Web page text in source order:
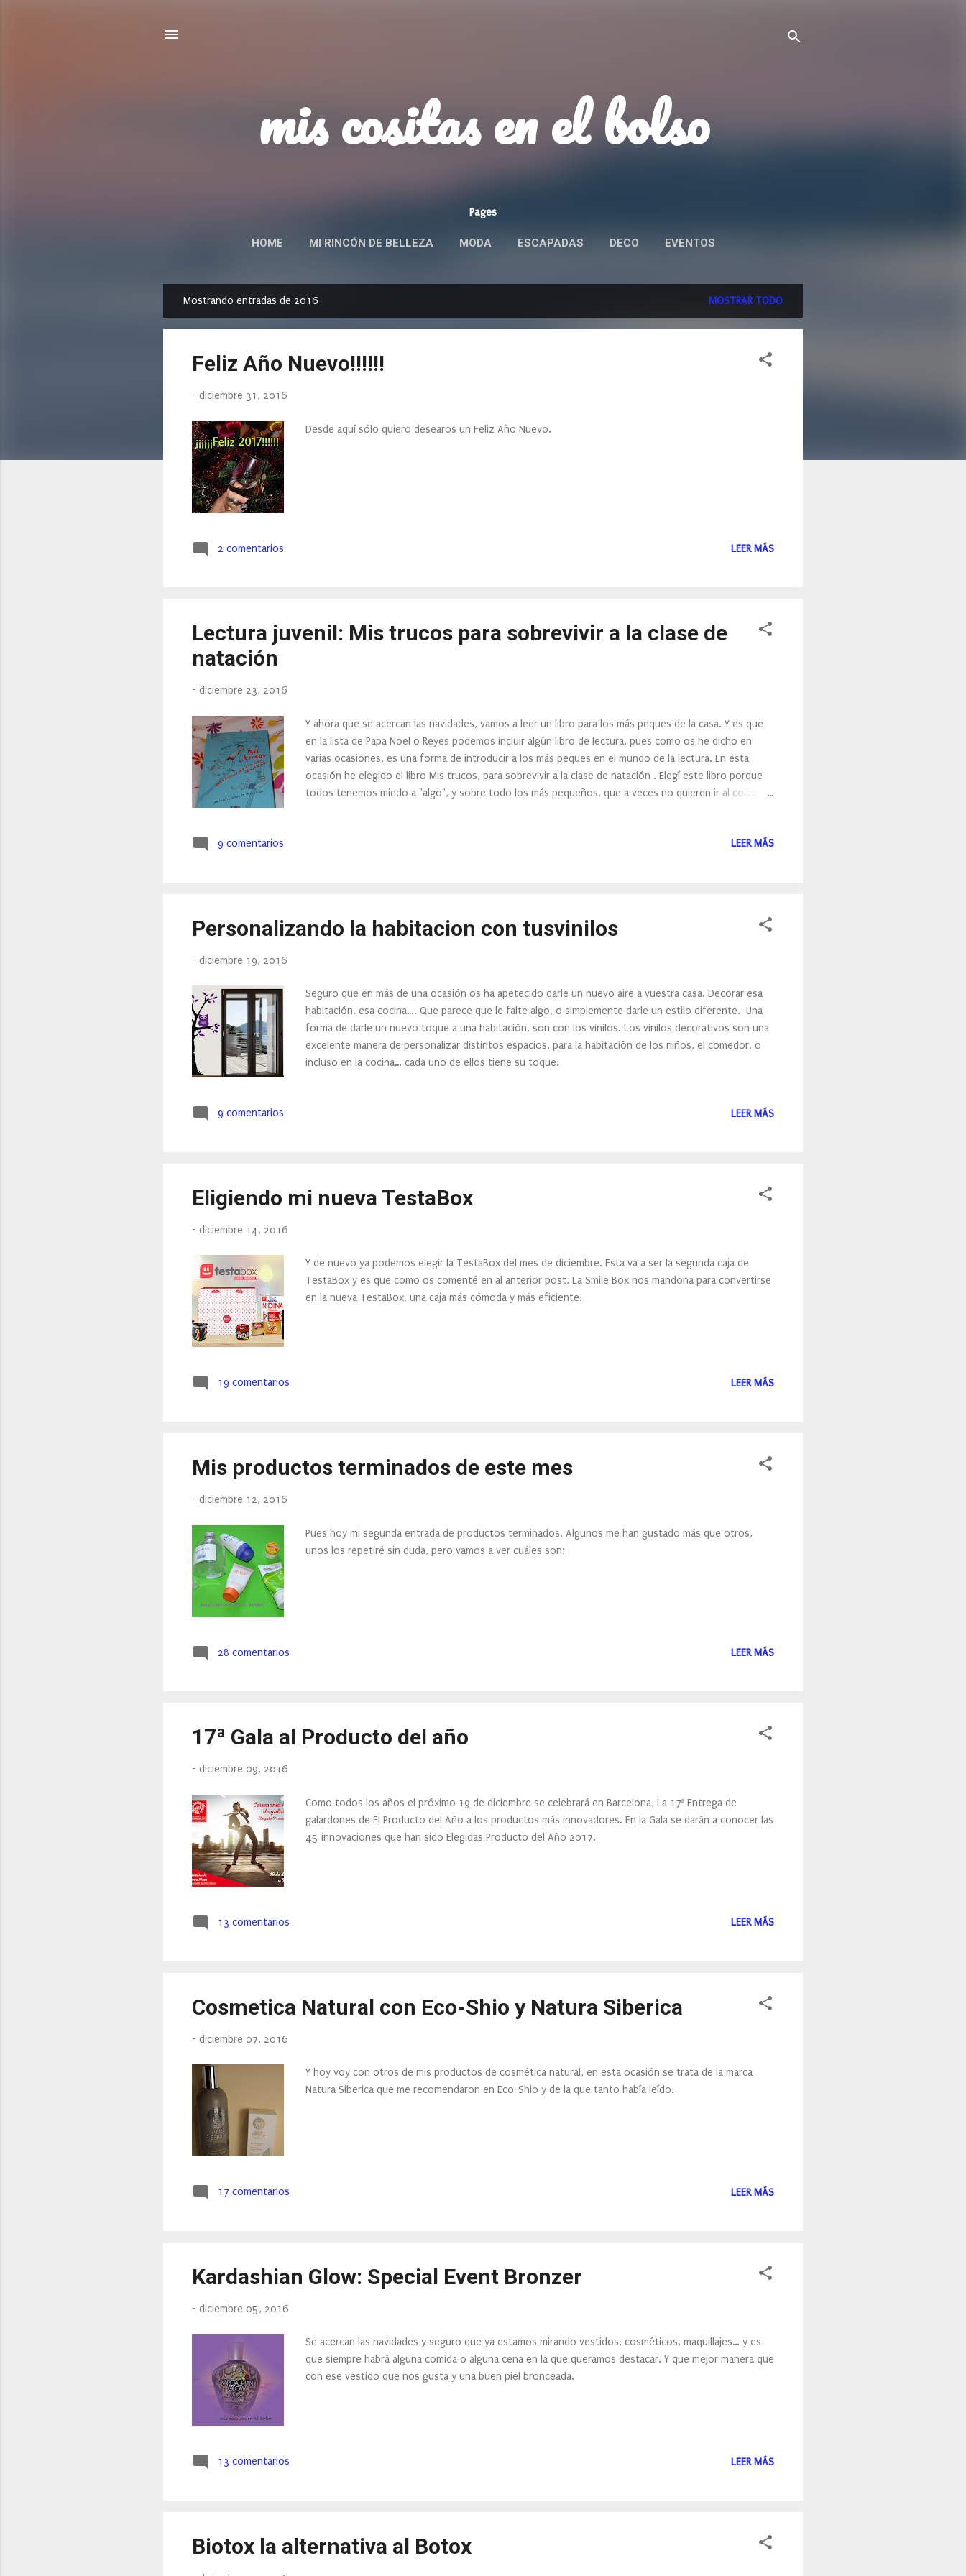
mis cositas en el bolso
Pages
HOME MI RINCÓN DE BELLEZA MODA ESCAPADAS DECO EVENTOS
Mostrando entradas de 2016 MOSTRAR TODO
Feliz Año Nuevo!!!!!!
- diciembre 31, 2016
Desde aquí sólo quiero desearos un Feliz Año Nuevo.
2 comentarios LEER MÁS
Lectura juvenil: Mis trucos para sobrevivir a la clase de
natación
- diciembre 23, 2016
Y ahora que se acercan las navidades, vamos a leer un libro para los más peques de la casa. Y es que
en la lista de Papa Noel o Reyes podemos incluir algún libro de lectura, pues como os he dicho en
varias ocasiones, es una forma de introducir a los más peques en el mundo de la lectura. En esta
ocasión he elegido el libro Mis trucos, para sobrevivir a la clase de natación . Elegí este libro porque
todos tenemos miedo a "algo", y sobre todo los más pequeños, que a veces no quieren ir al colegio,
9 comentarios LEER MÁS
Personalizando la habitacion con tusvinilos
- diciembre 19, 2016
Seguro que en más de una ocasión os ha apetecido darle un nuevo aire a vuestra casa. Decorar esa
habitación, esa cocina…. Que parece que le falte algo, o simplemente darle un estilo diferente. Una
forma de darle un nuevo toque a una habitación, son con los vinilos. Los vinilos decorativos son una
excelente manera de personalizar distintos espacios, para la habitación de los niños, el comedor, o
incluso en la cocina… cada uno de ellos tiene su toque.
9 comentarios LEER MÁS
Eligiendo mi nueva TestaBox
- diciembre 14, 2016
Y de nuevo ya podemos elegir la TestaBox del mes de diciembre. Esta va a ser la segunda caja de
TestaBox y es que como os comenté en al anterior post, La Smile Box nos mandona para convertirse
en la nueva TestaBox, una caja más cómoda y más eficiente.
19 comentarios LEER MÁS
Mis productos terminados de este mes
- diciembre 12, 2016
Pues hoy mi segunda entrada de productos terminados. Algunos me han gustado más que otros,
unos los repetiré sin duda, pero vamos a ver cuáles son:
28 comentarios LEER MÁS
17ª Gala al Producto del año
- diciembre 09, 2016
Como todos los años el próximo 19 de diciembre se celebrará en Barcelona, La 17ª Entrega de
galardones de El Producto del Año a los productos más innovadores. En la Gala se darán a conocer las
45 innovaciones que han sido Elegidas Producto del Año 2017.
13 comentarios LEER MÁS
Cosmetica Natural con Eco-Shio y Natura Siberica
- diciembre 07, 2016
Y hoy voy con otros de mis productos de cosmética natural, en esta ocasión se trata de la marca
Natura Siberica que me recomendaron en Eco-Shio y de la que tanto había leído.
17 comentarios LEER MÁS
Kardashian Glow: Special Event Bronzer
- diciembre 05, 2016
Se acercan las navidades y seguro que ya estamos mirando vestidos, cosméticos, maquillajes… y es
que siempre habrá alguna comida o alguna cena en la que queramos destacar. Y que mejor manera que
con ese vestido que nos gusta y una buen piel bronceada.
13 comentarios LEER MÁS
Biotox la alternativa al Botox